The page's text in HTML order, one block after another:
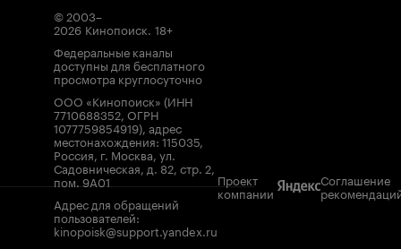
© 2003–
2026 Кинопоиск. 18+
Федеральные каналы
доступны для бесплатного
просмотра круглосуточно
ООО «Кинопоиск» (ИНН
7710688352, ОГРН
1077759854919), адрес
местонахождения: 115035,
Россия, г. Москва, ул.
Садовническая, д. 82, стр. 2,
пом. 9А01
Адрес для обращений
пользователей:
kinopoisk@support.yandex.ru
Проект
компании
Соглашение